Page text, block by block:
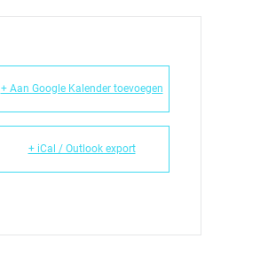
+ Aan Google Kalender toevoegen
+ iCal / Outlook export